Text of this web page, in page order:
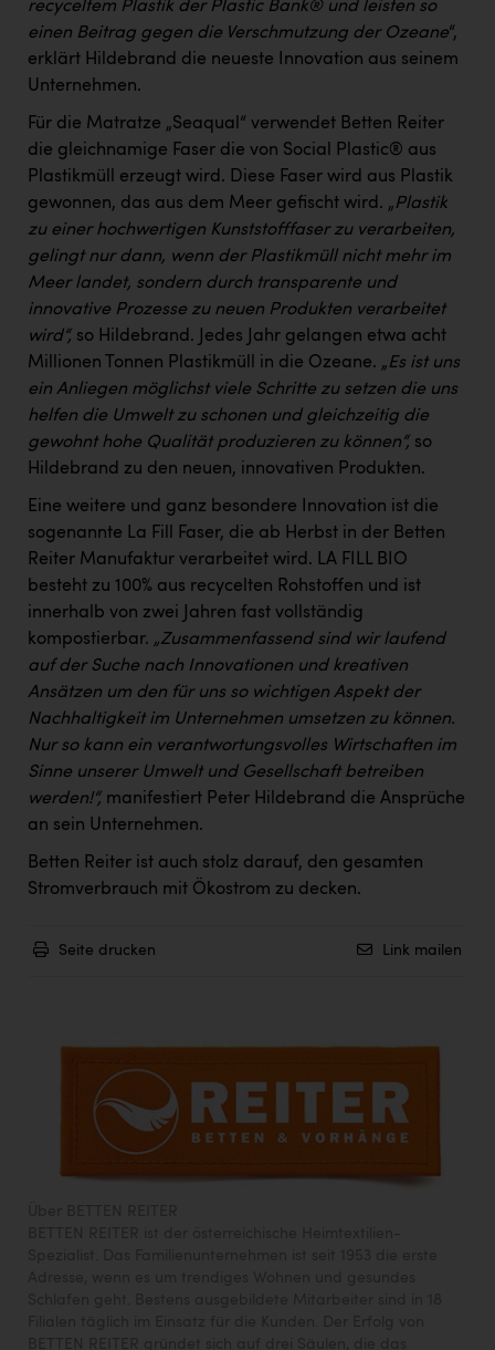
recyceltem Plastik der Plastic Bank® und leisten so
einen Beitrag gegen die Verschmutzung der Ozeane“,
erklärt Hildebrand die neueste Innovation aus seinem
Unternehmen.
Für die Matratze „Seaqual“ verwendet Betten Reiter
die gleichnamige Faser die von Social Plastic® aus
Plastikmüll erzeugt wird. Diese Faser wird aus Plastik
gewonnen, das aus dem Meer gefischt wird. „Plastik
zu einer hochwertigen Kunststofffaser zu verarbeiten,
gelingt nur dann, wenn der Plastikmüll nicht mehr im
Meer landet, sondern durch transparente und
innovative Prozesse zu neuen Produkten verarbeitet
wird“, so Hildebrand. Jedes Jahr gelangen etwa acht
Millionen Tonnen Plastikmüll in die Ozeane. „Es ist uns
ein Anliegen möglichst viele Schritte zu setzen die uns
helfen die Umwelt zu schonen und gleichzeitig die
gewohnt hohe Qualität produzieren zu können“, so
Hildebrand zu den neuen, innovativen Produkten.
Eine weitere und ganz besondere Innovation ist die
sogenannte La Fill Faser, die ab Herbst in der Betten
Reiter Manufaktur verarbeitet wird. LA FILL BIO
besteht zu 100% aus recycelten Rohstoffen und ist
innerhalb von zwei Jahren fast vollständig
kompostierbar. „Zusammenfassend sind wir laufend
auf der Suche nach Innovationen und kreativen
Ansätzen um den für uns so wichtigen Aspekt der
Nachhaltigkeit im Unternehmen umsetzen zu können.
Nur so kann ein verantwortungsvolles Wirtschaften im
Sinne unserer Umwelt und Gesellschaft betreiben
werden!“, manifestiert Peter Hildebrand die Ansprüche
an sein Unternehmen.
Betten Reiter ist auch stolz darauf, den gesamten
Stromverbrauch mit Ökostrom zu decken.
Seite drucken Link mailen